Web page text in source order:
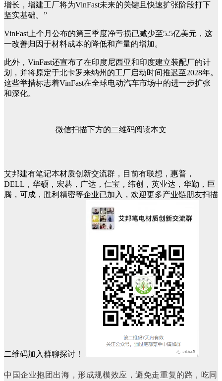
增长，增建工厂将为VinFast未来的关键且快速扩张阶段打下
坚实基础。”
VinFast上个月公布的第三季度净亏损已减少至5.5亿美元，这
一改善归因于材料成本的降低和产量的增加。
此外，VinFast还宣布了在印度尼西亚和印度建立装配厂的计
划，并将原定于北卡罗来纳州的工厂启动时间推迟至2028年。
这些举措标志着VinFast在全球电动汽车市场中的进一步扩张
和深化。
微信扫描下方的二维码阅读本文
艾邦建有笔记本材质创新交流群，目前有联想，惠普，
DELL，华硕，宏碁，广达，仁宝，纬创，英业达，华勤，巨
腾，可成，胜利精密等企业已加入，欢迎更多产业链朋友扫描
二维码加入群聊探讨！
中国企业抱团出海，形成规模效应，避免走重复的路，吃同